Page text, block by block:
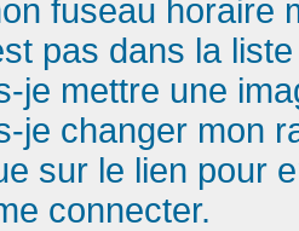
fuseau horaire
pas dans la
je mettre une
je changer mon
sur le lien pour
connecter.